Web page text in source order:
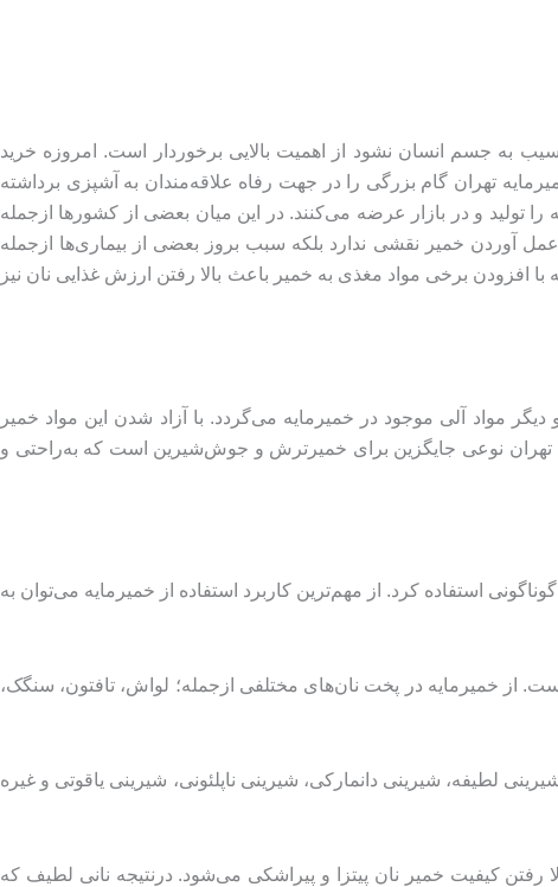
به جسم انسان نشود از اهمیت بالایی برخوردار است. امروزه خرید
تهران گام بزرگی را در جهت رفاه علاقه‌مندان به آشپزی برداشته
تولید و در بازار عرضه می‌کنند. در این میان بعضی از کشورها ازجمله
آوردن خمیر نقشی ندارد بلکه سبب بروز بعضی از بیماری‌ها ازجمله
افزودن برخی مواد مغذی به خمیر باعث بالا رفتن ارزش غذایی نان نیز
مواد آلی موجود در خمیرمایه می‌گردد. با آزاد شدن این مواد خمیر
نوعی جایگزین برای خمیرترش و جوش‌شیرین است که به‌راحتی و
استفاده کرد. از مهم‌ترین کاربرد استفاده از خمیرمایه می‌توان به
از خمیرمایه در پخت نان‌های مختلفی ازجمله؛ لواش، تافتون، سنگک،
لطیفه، شیرینی دانمارکی، شیرینی ناپلئونی، شیرینی یاقوتی و غیره
رفتن کیفیت خمیر نان پیتزا و پیراشکی می‌شود. درنتیجه نانی لطیف‌ که